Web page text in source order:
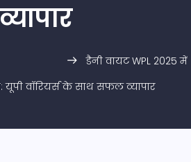
डैनी वायट WPL 2025 में
वॉरियर्स के साथ सफल व्यापार